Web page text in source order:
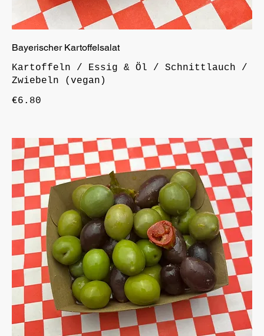
Bayerischer Kartoffelsalat
Kartoffeln / Essig & Öl / Schnittlauch /
Zwiebeln (vegan)
€6.80